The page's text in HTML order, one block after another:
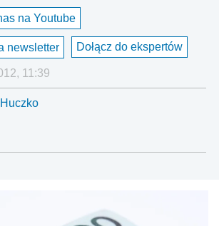
na Youtube
newsletter Dołącz do ekspertów
11:39